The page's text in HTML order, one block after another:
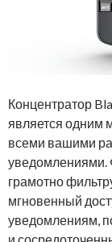
Концентратор
является одним
всеми вашими
уведомлениями.
грамотно
мгновенный
уведомлениям,